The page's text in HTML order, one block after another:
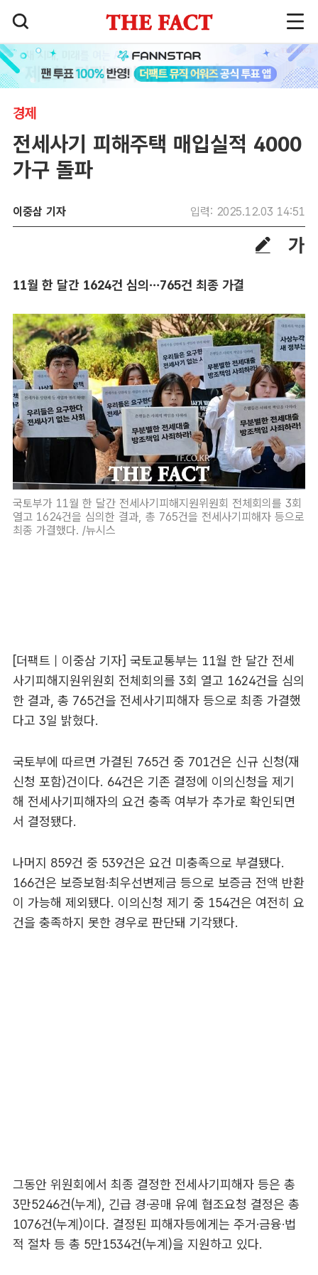
경제
전세사기 피해주택 매입실적 4000
가구 돌파
이중삼 기자 입력: 2025.12.03 14:51
11월 한 달간 1624건 심의…765건 최종 가결
국토부가 11월 한 달간 전세사기피해지원위원회 전체회의를 3회
열고 1624건을 심의한 결과, 총 765건을 전세사기피해자 등으로
최종 가결했다. /뉴시스
[더팩트｜이중삼 기자] 국토교통부는 11월 한 달간 전세
사기피해지원위원회 전체회의를 3회 열고 1624건을 심의
한 결과, 총 765건을 전세사기피해자 등으로 최종 가결했
다고 3일 밝혔다.
국토부에 따르면 가결된 765건 중 701건은 신규 신청(재
신청 포함)건이다. 64건은 기존 결정에 이의신청을 제기
해 전세사기피해자의 요건 충족 여부가 추가로 확인되면
서 결정됐다.
나머지 859건 중 539건은 요건 미충족으로 부결됐다.
166건은 보증보험·최우선변제금 등으로 보증금 전액 반환
이 가능해 제외됐다. 이의신청 제기 중 154건은 여전히 요
건을 충족하지 못한 경우로 판단돼 기각됐다.
그동안 위원회에서 최종 결정한 전세사기피해자 등은 총
3만5246건(누계), 긴급 경·공매 유예 협조요청 결정은 총
1076건(누계)이다. 결정된 피해자등에게는 주거·금융·법
적 절차 등 총 5만1534건(누계)을 지원하고 있다.